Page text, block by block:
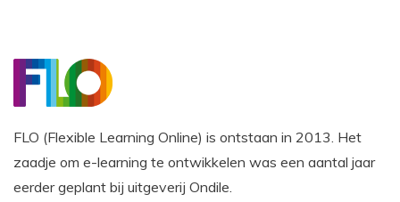
FLO (Flexible Learning Online) is ontstaan in 2013. Het
zaadje om e-learning te ontwikkelen was een aantal jaar
eerder geplant bij uitgeverij Ondile.